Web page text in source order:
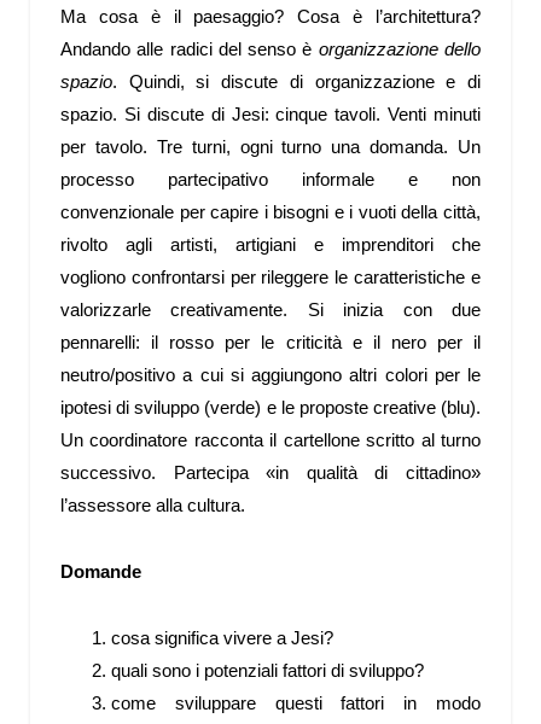
Ma cosa è il paesaggio? Cosa è l’architettura?
Andando alle radici del senso è organizzazione dello
spazio. Quindi, si discute di organizzazione e di
spazio. Si discute di Jesi: cinque tavoli. Venti minuti
per tavolo. Tre turni, ogni turno una domanda. Un
processo partecipativo informale e non
convenzionale per capire i bisogni e i vuoti della città,
rivolto agli artisti, artigiani e imprenditori che
vogliono confrontarsi per rileggere le caratteristiche e
valorizzarle creativamente. Si inizia con due
pennarelli: il rosso per le criticità e il nero per il
neutro/positivo a cui si aggiungono altri colori per le
ipotesi di sviluppo (verde) e le proposte creative (blu).
Un coordinatore racconta il cartellone scritto al turno
successivo. Partecipa «in qualità di cittadino»
l’assessore alla cultura.
Domande
cosa significa vivere a Jesi?
quali sono i potenziali fattori di sviluppo?
come sviluppare questi fattori in modo